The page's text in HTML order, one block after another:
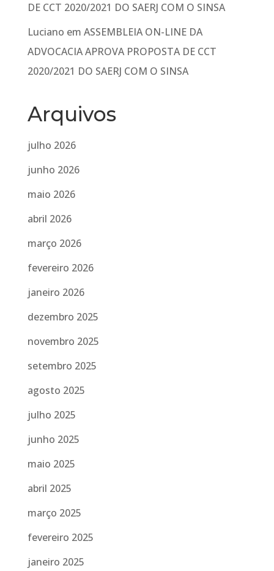
DE CCT 2020/2021 DO SAERJ COM O SINSA
Luciano em ASSEMBLEIA ON-LINE DA
ADVOCACIA APROVA PROPOSTA DE CCT
2020/2021 DO SAERJ COM O SINSA
Arquivos
julho 2026
junho 2026
maio 2026
abril 2026
março 2026
fevereiro 2026
janeiro 2026
dezembro 2025
novembro 2025
setembro 2025
agosto 2025
julho 2025
junho 2025
maio 2025
abril 2025
março 2025
fevereiro 2025
janeiro 2025